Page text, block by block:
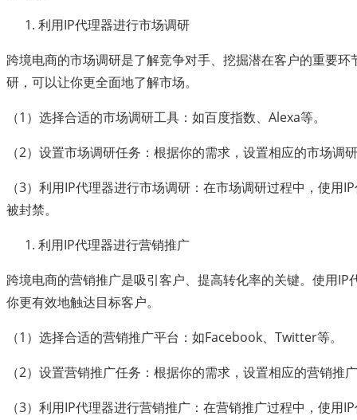
利用IP代理器进行市场调研
跨境电商的市场调研是了解竞争对手、挖掘潜在客户的重要
研，可以让你更全面地了解市场。
（1）选择合适的市场调研工具：如百度指数、Alexa等。
（2）设置市场调研任务：根据你的需求，设置相应的市场调
（3）利用IP代理器进行市场调研：在市场调研过程中，使用
被封禁。
利用IP代理器进行营销推广
跨境电商的营销推广是吸引客户、提高转化率的关键。使用IP
你更有效地触达目标客户。
（1）选择合适的营销推广平台：如Facebook、Twitter等。
（2）设置营销推广任务：根据你的需求，设置相应的营销推
（3）利用IP代理器进行营销推广：在营销推广过程中，使用